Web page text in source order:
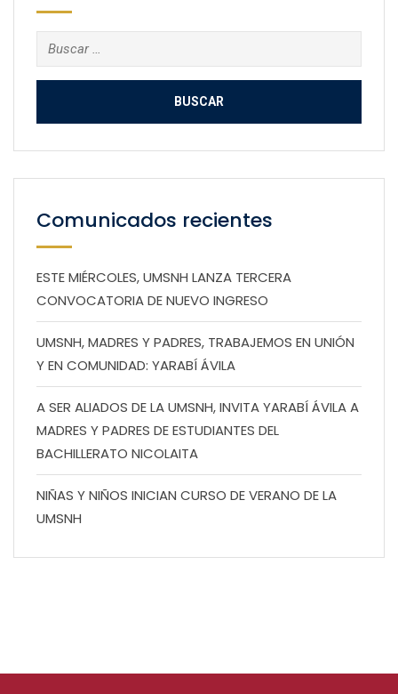
Buscar:
Comunicados recientes
ESTE MIÉRCOLES, UMSNH LANZA TERCERA
CONVOCATORIA DE NUEVO INGRESO
UMSNH, MADRES Y PADRES, TRABAJEMOS EN UNIÓN
Y EN COMUNIDAD: YARABÍ ÁVILA
A SER ALIADOS DE LA UMSNH, INVITA YARABÍ ÁVILA A
MADRES Y PADRES DE ESTUDIANTES DEL
BACHILLERATO NICOLAITA
NIÑAS Y NIÑOS INICIAN CURSO DE VERANO DE LA
UMSNH